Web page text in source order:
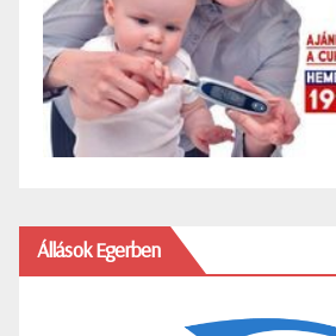
Állások Egerben